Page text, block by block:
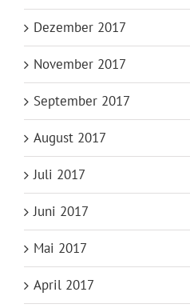
Dezember 2017
November 2017
September 2017
August 2017
Juli 2017
Juni 2017
Mai 2017
April 2017